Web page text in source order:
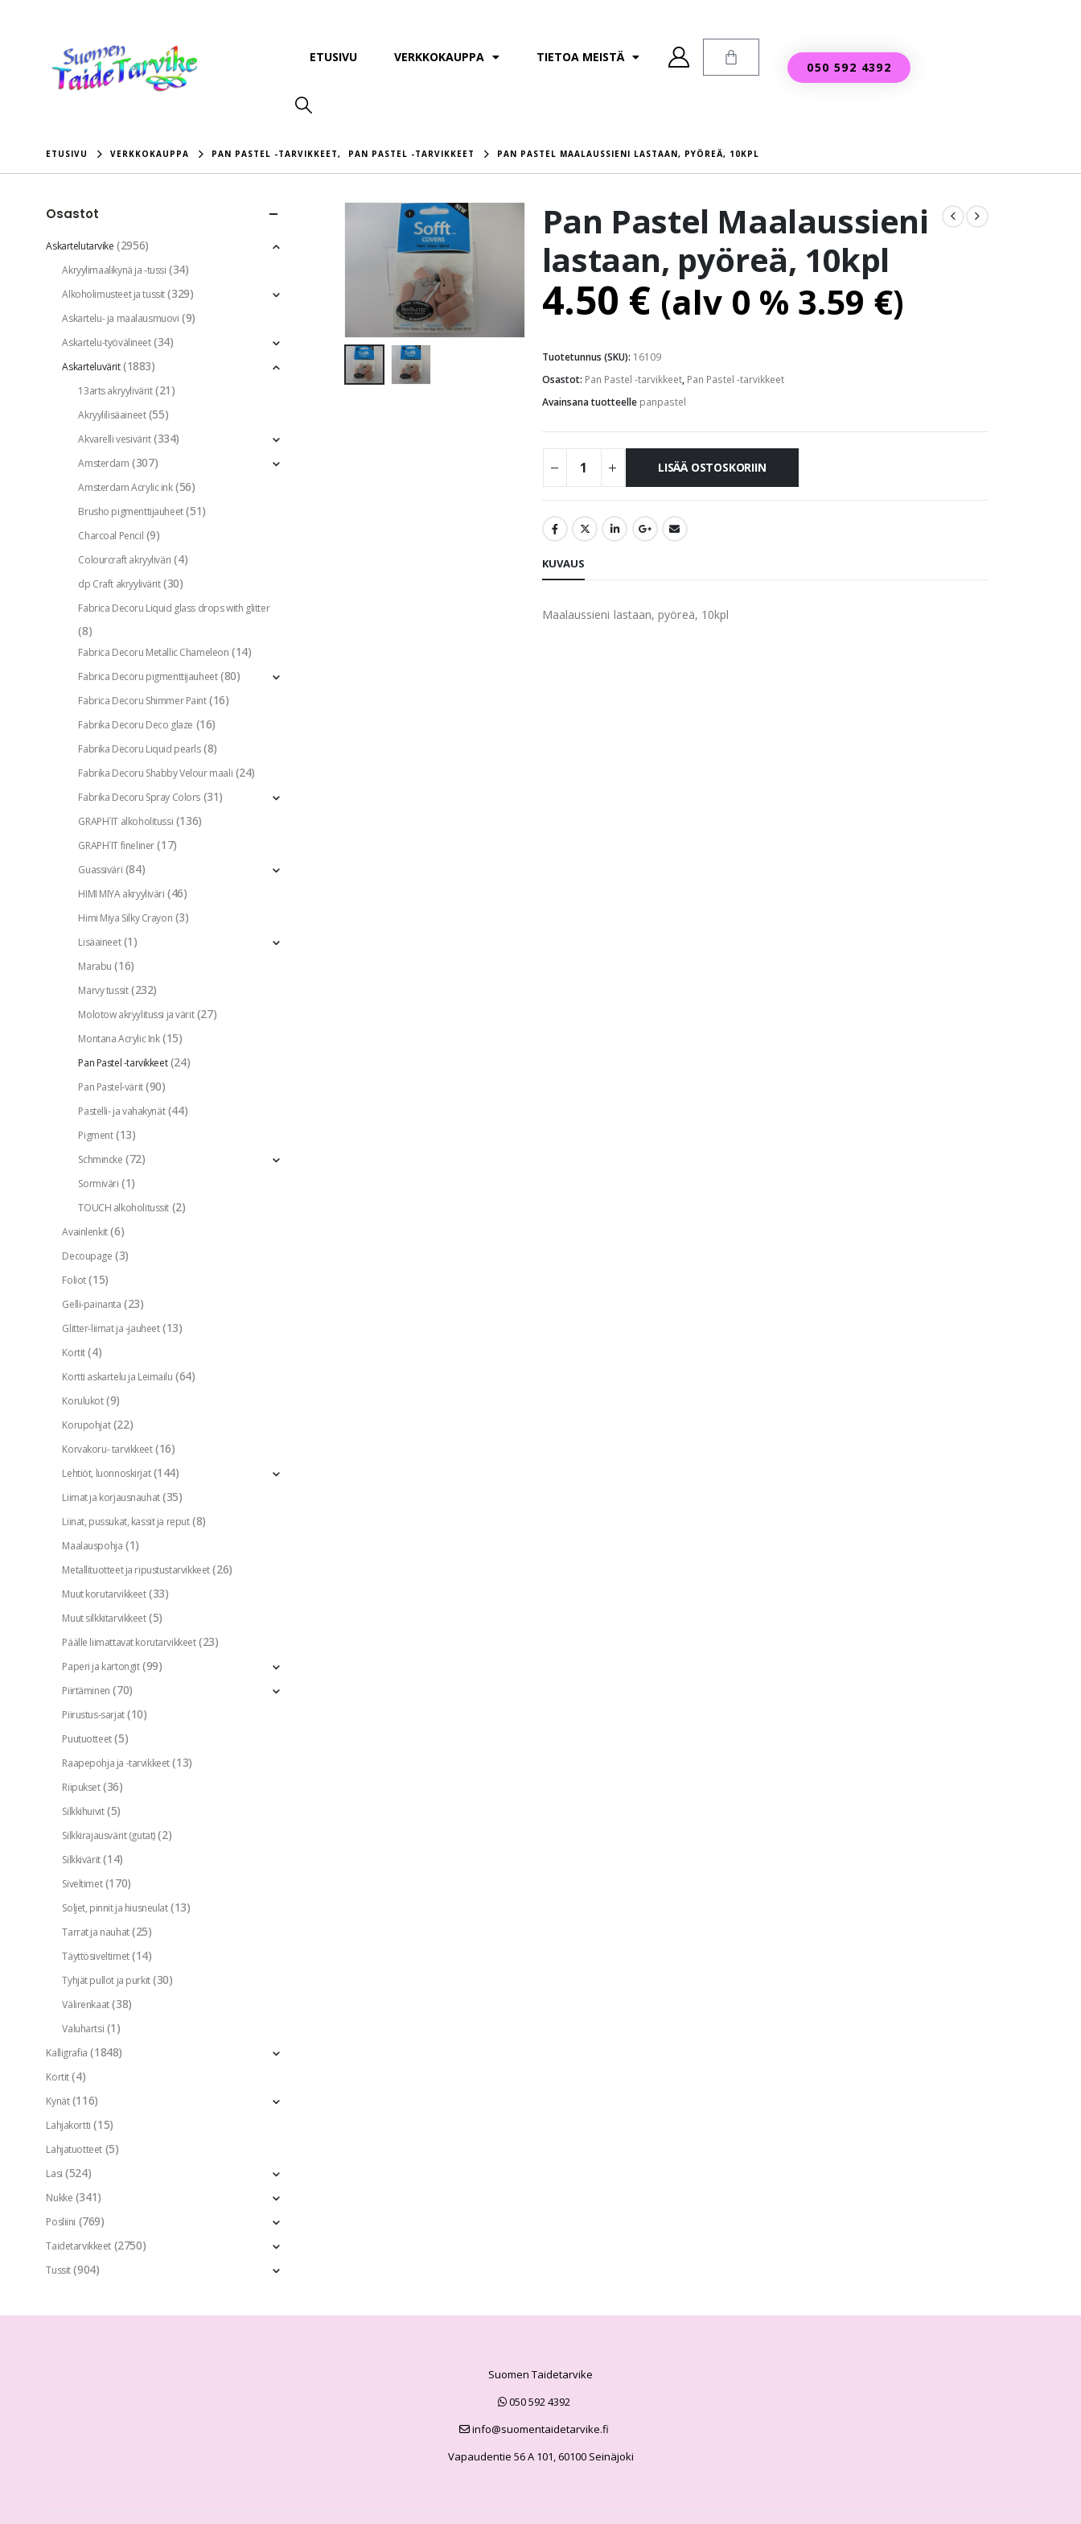
ETUSIVU VERKKOKAUPPA TIETOA MEISTÄ
050 592 4392
ETUSIVU VERKKOKAUPPA PAN PASTEL -TARVIKKEET, PAN PASTEL -TARVIKKEET PAN PASTEL MAALAUSSIENI LASTAAN, PYÖREÄ, 10KPL
Pan Pastel Maalaussieni
lastaan, pyöreä, 10kpl
4.50 € (alv 0 % 3.59 €)
Tuotetunnus (SKU): 16109
Osastot: Pan Pastel -tarvikkeet, Pan Pastel -tarvikkeet
Avainsana tuotteelle panpastel
LISÄÄ OSTOSKORIIN
KUVAUS
Maalaussieni lastaan, pyöreä, 10kpl
Osastot
Askartelutarvike (2956)
Akryylimaalikynä ja -tussi (34)
Alkoholimusteet ja tussit (329)
Askartelu- ja maalausmuovi (9)
Askartelu-työvälineet (34)
Askarteluvärit (1883)
13arts akryylivärit (21)
Akryylilisäaineet (55)
Akvarelli vesivärit (334)
Amsterdam (307)
Amsterdam Acrylic ink (56)
Brusho pigmenttijauheet (51)
Charcoal Pencil (9)
Colourcraft akryyliväri (4)
dp Craft akryylivärit (30)
Fabrica Decoru Liquid glass drops with glitter
(8)
Fabrica Decoru Metallic Chameleon (14)
Fabrica Decoru pigmenttijauheet (80)
Fabrica Decoru Shimmer Paint (16)
Fabrika Decoru Deco glaze (16)
Fabrika Decoru Liquid pearls (8)
Fabrika Decoru Shabby Velour maali (24)
Fabrika Decoru Spray Colors (31)
GRAPH`IT alkoholitussi (136)
GRAPH`IT fineliner (17)
Guassiväri (84)
HIMI MIYA akryyliväri (46)
Himi Miya Silky Crayon (3)
Lisäaineet (1)
Marabu (16)
Marvy tussit (232)
Molotow akryylitussi ja värit (27)
Montana Acrylic Ink (15)
Pan Pastel -tarvikkeet (24)
Pan Pastel-värit (90)
Pastelli- ja vahakynät (44)
Pigment (13)
Schmincke (72)
Sormiväri (1)
TOUCH alkoholitussit (2)
Avainlenkit (6)
Decoupage (3)
Foliot (15)
Gelli-painanta (23)
Glitter-liimat ja -jauheet (13)
Kortit (4)
Kortti askartelu ja Leimailu (64)
Korulukot (9)
Korupohjat (22)
Korvakoru- tarvikkeet (16)
Lehtiöt, luonnoskirjat (144)
Liimat ja korjausnauhat (35)
Liinat, pussukat, kassit ja reput (8)
Maalauspohja (1)
Metallituotteet ja ripustustarvikkeet (26)
Muut korutarvikkeet (33)
Muut silkkitarvikkeet (5)
Päälle liimattavat korutarvikkeet (23)
Paperi ja kartongit (99)
Piirtäminen (70)
Piirustus-sarjat (10)
Puutuotteet (5)
Raapepohja ja -tarvikkeet (13)
Riipukset (36)
Silkkihuivit (5)
Silkkirajausvärit (gutat) (2)
Silkkivärit (14)
Siveltimet (170)
Soljet, pinnit ja hiusneulat (13)
Tarrat ja nauhat (25)
Täyttösiveltimet (14)
Tyhjät pullot ja purkit (30)
Välirenkaat (38)
Valuhartsi (1)
Kalligrafia (1848)
Kortit (4)
Kynät (116)
Lahjakortti (15)
Lahjatuotteet (5)
Lasi (524)
Nukke (341)
Posliini (769)
Taidetarvikkeet (2750)
Tussit (904)
Suomen Taidetarvike
050 592 4392
info@suomentaidetarvike.fi
Vapaudentie 56 A 101, 60100 Seinäjoki